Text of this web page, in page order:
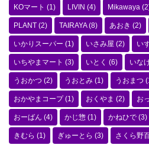
KOマート (1) LIVIN (4) Mikawaya
PLANT (2) TAIRAYA(8) あおき (2)
いかりスーパー (1) いさみ屋 (2) い
いちやまマート (3) いとく (6) いな
うおかつ (2) うおとみ (1) うおまつ
おかやまコープ(1) おくやま (2) お
おーばん (4) かじ惣 (1) かねひで (3)
きむら (1) ぎゅーとら (3) さくら野